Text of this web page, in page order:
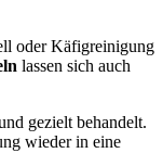
oder Käfigreinigung
lassen sich auch
gezielt behandelt.
wieder in eine